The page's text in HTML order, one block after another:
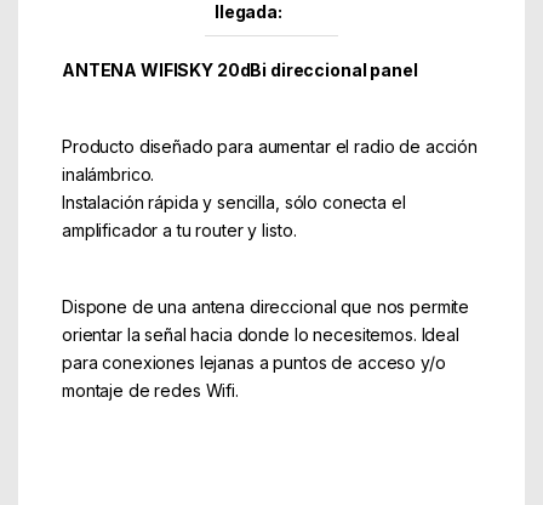
llegada:
ANTENA WIFISKY 20dBi direccional panel
Producto diseñado para aumentar el radio de acción
inalámbrico.
Instalación rápida y sencilla, sólo conecta el
amplificador a tu router y listo.
Dispone de una antena direccional que nos permite
orientar la señal hacia donde lo necesitemos. Ideal
para conexiones lejanas a puntos de acceso y/o
montaje de redes Wifi.